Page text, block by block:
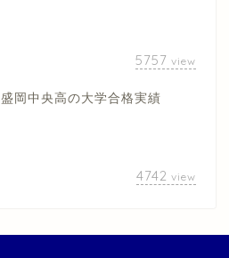
5757 view
盛岡中央高の大学合格実績
4742 view